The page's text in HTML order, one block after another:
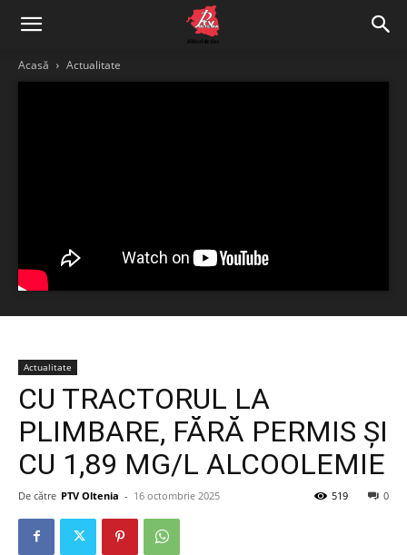
Acasă Actualitate
Actualitate
CU TRACTORUL LA
PLIMBARE, FĂRĂ PERMIS ȘI
CU 1,89 MG/L ALCOOLEMIE
De către PTV Oltenia - 16 octombrie 2025 0
519